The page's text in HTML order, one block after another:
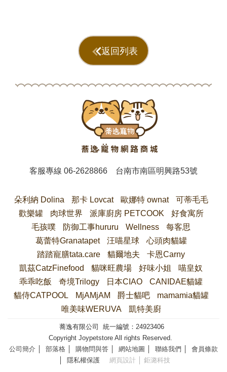
返回列表
客服專線06-2628866 台南市南區明興路53號
朵利納 Dolina 那卡 Lovcat 歐娜特 ownat
可蒂毛毛
歡樂罐
肉球世界 派庫廚房 PETCOOK
好食寓所
毛孩噗
防御工事hururu Wellness
每客思
葛蕾特Granatapet
汪喵星球
心頭肉貓罐
踏踏寵膳tata.care
貓爾地夫
卡恩Carny
凱茲CatzFinefood
貓咪旺農場 好味小姐
喵皇奴
乖乖吃飯
奇境Trilogy 日本CIAO
CANIDAE貓罐
貓侍CATPOOL
MjAMjAM 爵士貓吧
mamamia貓罐
唯美味WERUVA
凱特美廚
蕎逸有限公司 統一編號：24923406
Copyright Joypetstore All rights Reserved.
公司簡介
部落格 購物問與答 網站地圖 聯絡我們
會員條款
隱私權保護 網頁設計 │ 鉅潞科技